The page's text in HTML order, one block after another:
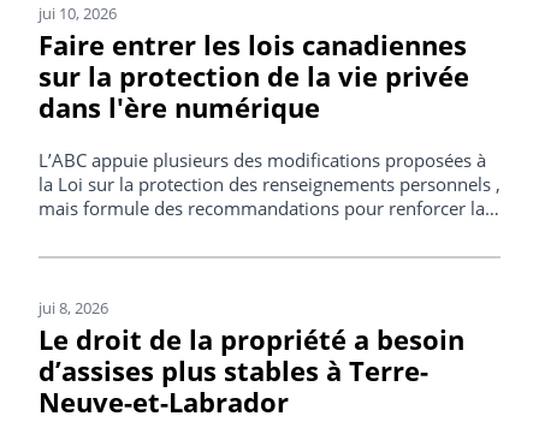
jui 10, 2026
Faire entrer les lois canadiennes
sur la protection de la vie privée
dans l'ère numérique
L’ABC appuie plusieurs des modifications proposées à
la Loi sur la protection des renseignements personnels ,
mais formule des recommandations pour renforcer la
traitement des données des peuples autochtones.
jui 8, 2026
Le droit de la propriété a besoin
d’assises plus stables à Terre-
Neuve-et-Labrador